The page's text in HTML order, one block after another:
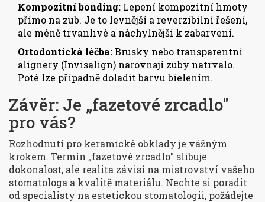
Kompozitní bonding: Lepení kompozitní hmoty
přímo na zub. Je to levnější a reverzibilní řešení,
ale méně trvanlivé a náchylnější k zabarvení.
Ortodontická léčba:Brusky nebo transparentní
alignery (Invisalign) narovnají zuby natrvalo.
Poté lze případně doladit barvu bielením.
Závěr: Je „fazetové zrcadlo"
pro vás?
Rozhodnutí pro keramické obklady je vážným
krokem. Termín „fazetové zrcadlo" slibuje
dokonalost, ale realita závisí na mistrovství vašeho
stomatologa a kvalitě materiálu. Nechte si poradit
od specialisty na estetickou stomatologii, požádejte